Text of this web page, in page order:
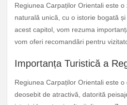
Regiunea Carpaților Orientali este
naturală unică, cu o istorie bogată
acest capitol, vom rezuma
vom oferi recomandări pentru
Importanța Turistică a
Regiunea Carpaților Orientali este
deosebit de atractivă, datorită